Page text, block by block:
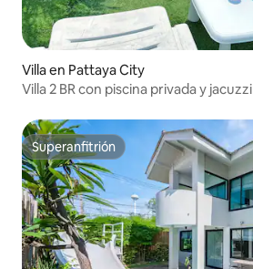
Villa en Pattaya City
Villa 2 BR con piscina privada y jacuzzi
Superanfitrión
Superanfitrión